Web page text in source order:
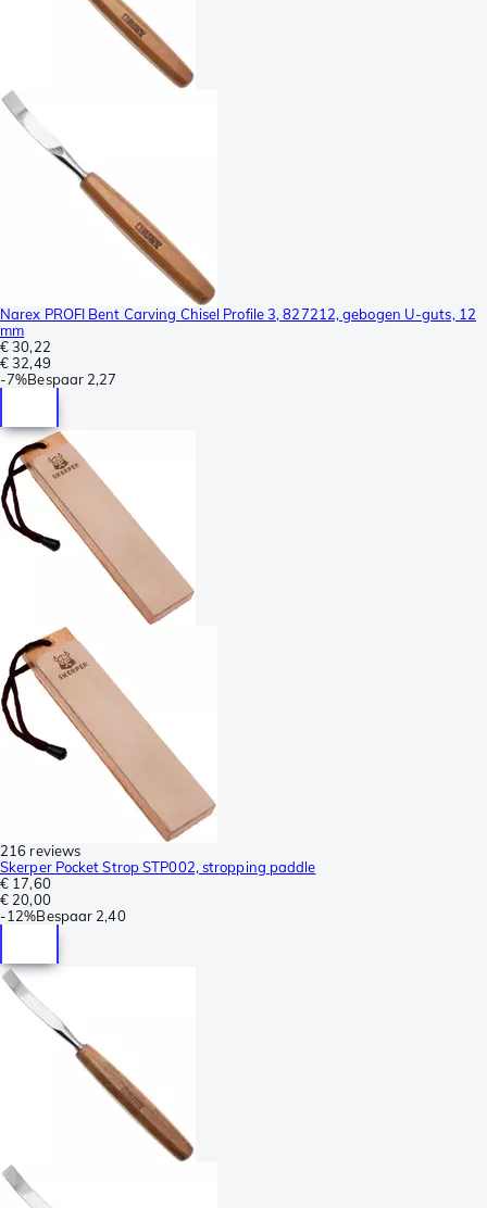
Narex PROFI Bent Carving Chisel Profile 3, 827212, gebogen U-guts, 12
mm
€ 30,22
€ 32,49
-7%Bespaar 2,27
216 reviews
Skerper Pocket Strop STP002, stropping paddle
€ 17,60
€ 20,00
-12%Bespaar 2,40